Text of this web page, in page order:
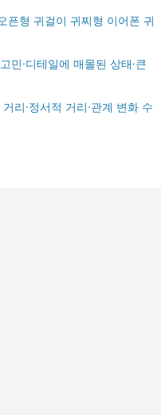
픈형 귀걸이 귀찌형 이어폰 귀
민·디테일에 매몰된 상태·큰
리·정서적 거리·관계 변화 수